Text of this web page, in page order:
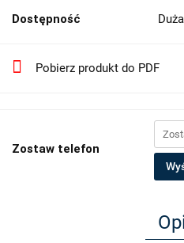
Dostępność
Pobierz produkt do PDF
Zostaw telefon